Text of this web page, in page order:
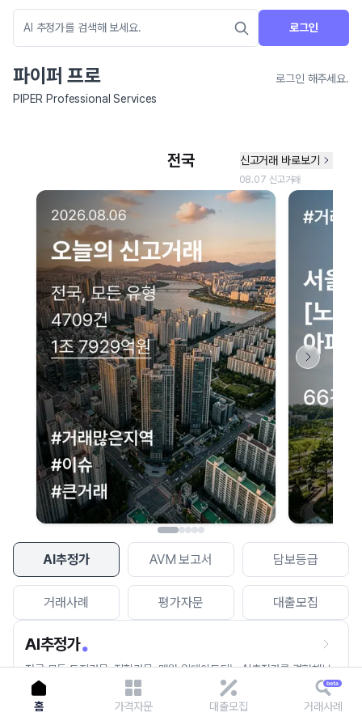
로그인
파이퍼 프로
로그인 해주세요.
PIPER Professional Services
AI추정가 AVM 보고서 담보등급
거래사례 평가자문 대출모집
AI추정가
전국 모든 토지건물, 집합건물, 매월 업데이트되는 AI추정가를 경험해보
세요.
네이버 지도 연결 안내
현재 네이버 지도 연결이 원활하지 않아 지도를 불러올 수 없습니다.
이용에 불편을 드려 죄송합니다.
다시 시도
홈 가격자문 대출모집 거래사례